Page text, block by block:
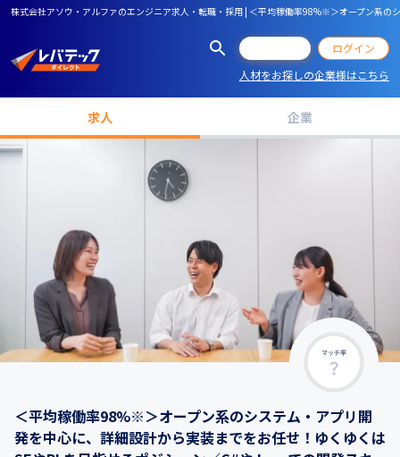
株式会社アソウ・アルファのエンジニア求人・転職・採用 | ＜平均稼働率98%※＞オープン系
ログイン
人材をお探しの企業様はこちら
求人 企業
マッチ率
＜平均稼働率98%※＞オープン系のシステム・アプリ開
発を中心に、詳細設計から実装までをお任せ！ゆくゆくは